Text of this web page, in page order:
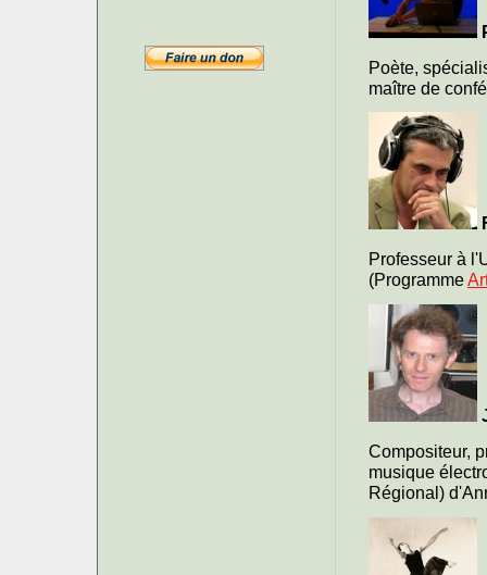
Poète,
maître de
Professeur à
(Programme
Compositeur,
musique
Régional)